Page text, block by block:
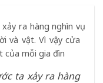
ra hàng nghìn vụ
và vật. Vì vậy cửa
của mỗi gia đìn
ta xảy ra hàng